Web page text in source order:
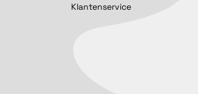
Klantenservice